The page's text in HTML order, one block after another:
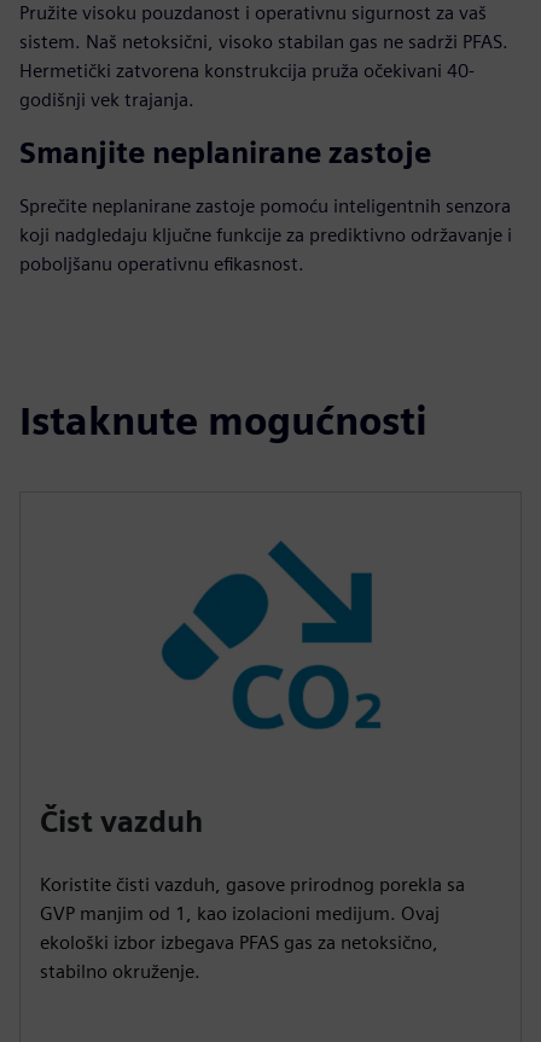
Pružite visoku pouzdanost i operativnu sigurnost za vaš
sistem. Naš netoksični, visoko stabilan gas ne sadrži PFAS.
Hermetički zatvorena konstrukcija pruža očekivani 40-
godišnji vek trajanja.
Smanjite neplanirane zastoje
Sprečite neplanirane zastoje pomoću inteligentnih senzora
koji nadgledaju ključne funkcije za prediktivno održavanje i
poboljšanu operativnu efikasnost.
Istaknute mogućnosti
Čist vazduh
Koristite čisti vazduh, gasove prirodnog porekla sa
GVP manjim od 1, kao izolacioni medijum. Ovaj
ekološki izbor izbegava PFAS gas za netoksično,
stabilno okruženje.